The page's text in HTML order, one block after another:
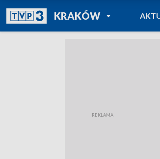
KRAKÓWPOWRÓT DO
TVP REGIONY